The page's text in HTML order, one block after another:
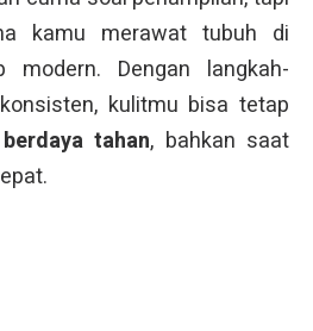
kamu merawat tubuh di
Dengan langkah-
kulitmu bisa tetap
tahan, bahkan saat